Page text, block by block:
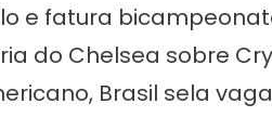
e fatura
do Chelsea sobre
Brasil sela